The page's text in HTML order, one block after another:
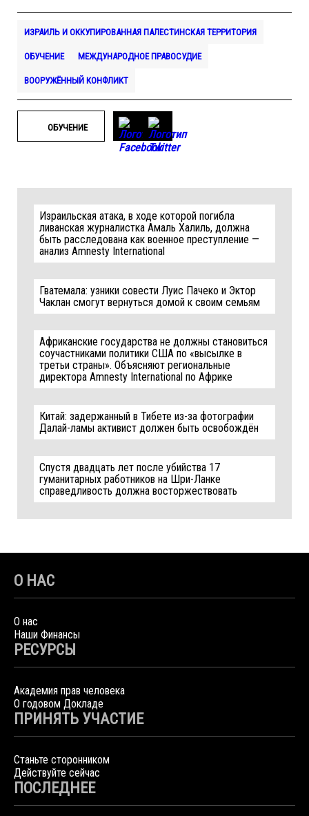
ИЗРАИЛЬ И ОККУПИРОВАННАЯ ПАЛЕСТИНСКАЯ ТЕРРИТОРИЯ
ОБУЧЕНИЕ МЕЖДУНАРОДНОЕ ПРАВОСУДИЕ
ВООРУЖЁННЫЙ КОНФЛИКТ
ОБУЧЕНИЕ
Израильская атака, в ходе которой погибла
ливанская журналистка Амаль Халиль, должна
быть расследована как военное преступление —
анализ Amnesty International
Гватемала: узники совести Луис Пачеко и Эктор
Чаклан смогут вернуться домой к своим семьям
Африканские государства не должны становиться
соучастниками политики США по «высылке в
третьи страны». Объясняют региональные
директора Amnesty International по Африке
Китай: задержанный в Тибете из-за фотографии
Далай-ламы активист должен быть освобождён
Спустя двадцать лет после убийства 17
гуманитарных работников на Шри-Ланке
справедливость должна восторжествовать
О НАС
О нас
Наши Финансы
РЕСУРСЫ
Академия прав человека
О годовом Докладе
ПРИНЯТЬ УЧАСТИЕ
Станьте сторонником
Действуйте сейчас
ПОСЛЕДНЕЕ